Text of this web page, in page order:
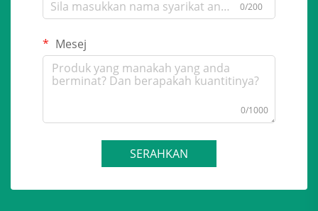
0/200
Mesej
0/1000
SERAHKAN